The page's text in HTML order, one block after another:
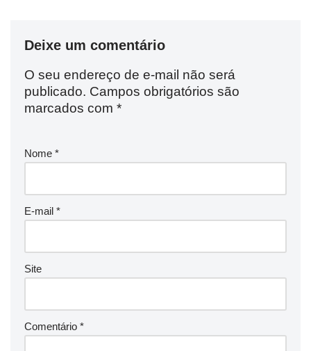
Deixe um comentário
O seu endereço de e-mail não será
publicado. Campos obrigatórios são
marcados com *
Nome *
E-mail *
Site
Comentário *